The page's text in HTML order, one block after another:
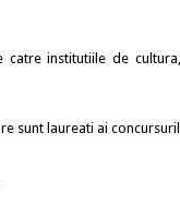
institutiile de
sunt laureati ai